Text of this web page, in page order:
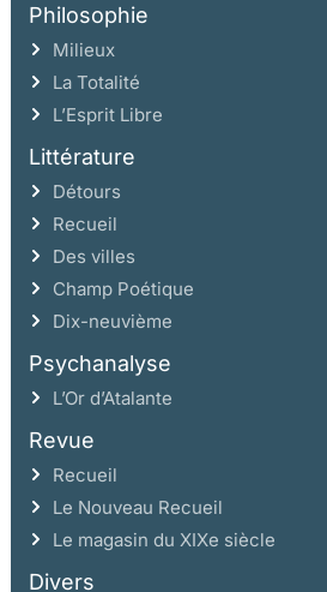
Philosophie
Milieux
La Totalité
L’Esprit Libre
Littérature
Détours
Recueil
Des villes
Champ Poétique
Dix-neuvième
Psychanalyse
L’Or d’Atalante
Revue
Recueil
Le Nouveau Recueil
Le magasin du XIXe siècle
Divers